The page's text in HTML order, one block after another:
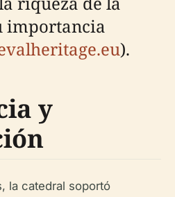
importancia
).
y
la catedral soportó